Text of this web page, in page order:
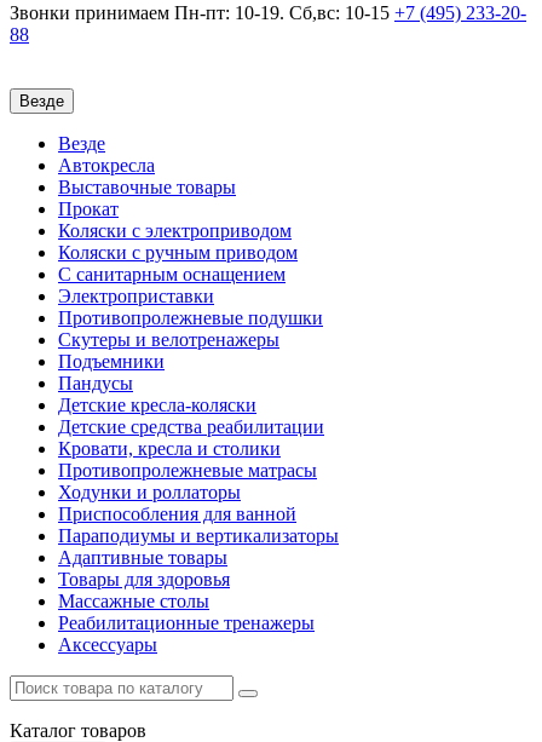
Звонки принимаем Пн-пт: 10-19. Сб,вс: 10-15 +7 (495) 233-20-
88
Везде
Везде
Автокресла
Выставочные товары
Прокат
Коляски с электроприводом
Коляски с ручным приводом
С санитарным оснащением
Электроприставки
Противопролежневые подушки
Скутеры и велотренажеры
Подъемники
Пандусы
Детские кресла-коляски
Детские средства реабилитации
Кровати, кресла и столики
Противопролежневые матрасы
Ходунки и роллаторы
Приспособления для ванной
Параподиумы и вертикализаторы
Адаптивные товары
Товары для здоровья
Массажные столы
Реабилитационные тренажеры
Аксессуары
Каталог товаров